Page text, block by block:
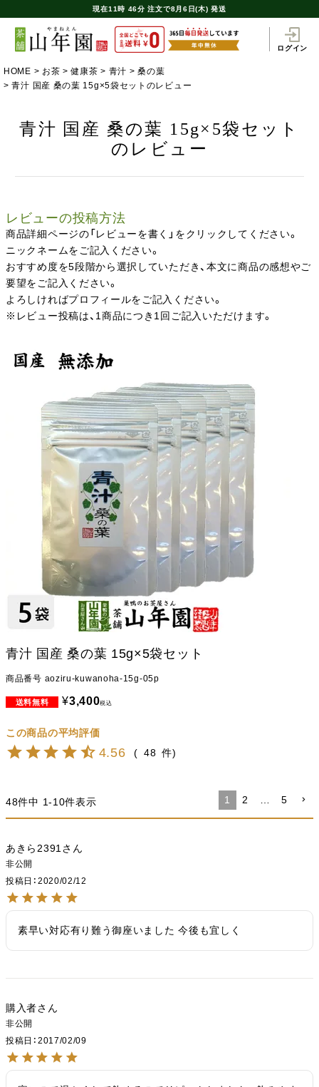
現在11時 46分 注文で8月6日(木) 発送
ログイン
HOME お茶 健康茶 青汁
桑の葉
青汁 国産 桑の葉 15g×5袋セットのレビュー
青汁 国産 桑の葉 15g×5袋セット
のレビュー
レビューの投稿方法
商品詳細ページの「レビューを書く」をクリックしてください。
ニックネームをご記入ください。
おすすめ度を5段階から選択していただき、本文に商品の感想やご
要望をご記入ください。
よろしければプロフィールをご記入ください。
※レビュー投稿は、1商品につき1回ご記入いただけます。
青汁 国産 桑の葉 15g×5袋セット
商品番号 aoziru-kuwanoha-15g-05p
¥3,400税込
4.56 48
48件中 1-10件表示 1 2 … 5
あきら2391
非公開
投稿日
2020/02/12
素早い対応有り難う御座いました 今後も宜しく
購入者
非公開
投稿日
2017/02/09